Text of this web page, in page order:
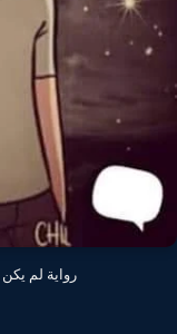
رواية لم يكن تصادف